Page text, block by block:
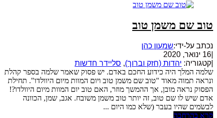
טוב שם משמן טוב
נכתב על-ידי:שמעון כהן
16 ינואר, 2020
קטגוריה: יהדות (חזק וברוך), סליידר חדשות
שלמה המלך היה כידוע החכם באדם. יש פסוק שאמר שלמה בספר קהלת
ונראה תמוה מאוד "טוב שם משמן טוב ויום המוות מיום היוולדו". תחילת
הפסוק נראה מובן, אך ההמשך מוזר, האם טוב יום המוות מיום היוולדו?!
אדם שיש לו שם טוב, זה יותר טוב משמן משובח. אגב, שמן, הכוונה
לבשֹמים שהיו בעבר (שלא כמו היום ...
קרא בהרחבה